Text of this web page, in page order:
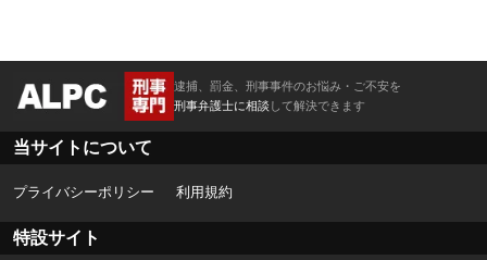
逮捕、罰金、刑事事件のお悩み・ご不安を
刑事弁護士に相談 して解決できます
当サイトについて
プライバシーポリシー 利用規約
特設サイト